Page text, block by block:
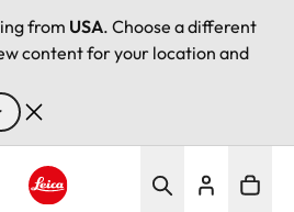
from USA. Choose a different
content for your location and